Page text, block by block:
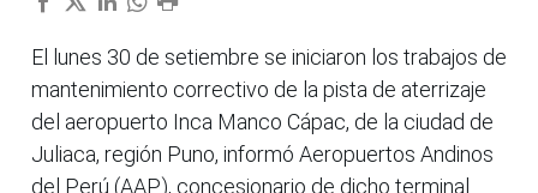
El lunes 30 de setiembre se iniciaron los trabajos de
mantenimiento correctivo de la pista de aterrizaje
del aeropuerto Inca Manco Cápac, de la ciudad de
Juliaca, región Puno, informó Aeropuertos Andinos
del Perú (AAP), concesionario de dicho terminal